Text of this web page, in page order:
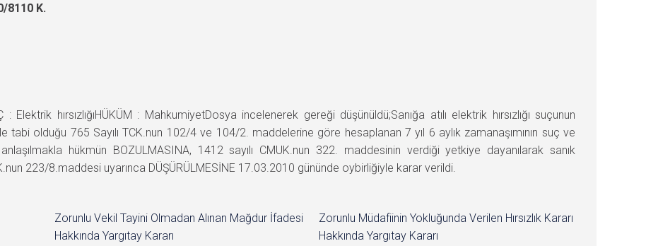
K.
hırsızlığıHÜKÜM : MahkumiyetDosya incelenerek gereği düşünüldü;Sanığa atılı elektrik hırsızlığı suçunun
tabi olduğu 765 Sayılı TCK.nun 102/4 ve 104/2. maddelerine göre hesaplanan 7 yıl 6 aylık zamanaşımının suç ve
hükmün BOZULMASINA, 1412 sayılı CMUK.nun 322. maddesinin verdiği yetkiye dayanılarak sanık
223/8.maddesi uyarınca DÜŞÜRÜLMESİNE 17.03.2010 gününde oybirliğiyle karar verildi.
Zorunlu Vekil Tayini Olmadan Alınan Mağdur İfadesi
Hakkında Yargıtay Kararı
Zorunlu Müdafiinin Yokluğunda Verilen Hırsızlık Kararı
Hakkında Yargıtay Kararı